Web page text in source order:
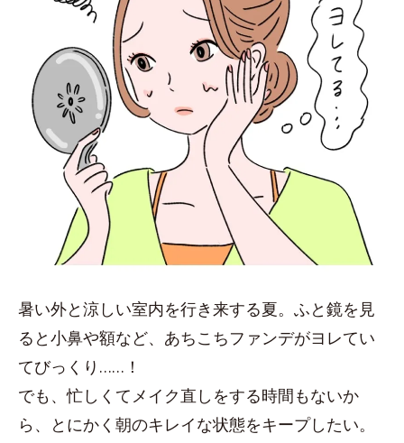
暑い外と涼しい室内を行き来する夏。ふと鏡を見
ると小鼻や額など、あちこちファンデがヨレてい
てびっくり……！
でも、忙しくてメイク直しをする時間もないか
ら、とにかく朝のキレイな状態をキープしたい。